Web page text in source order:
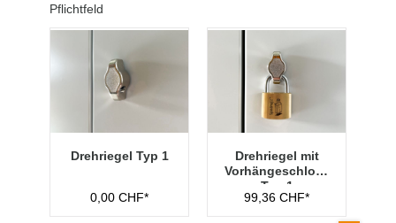
Pflichtfeld
Drehriegel Typ 1
0,00 CHF*
Drehriegel mit
Vorhängeschloss
Typ 1
99,36 CHF*